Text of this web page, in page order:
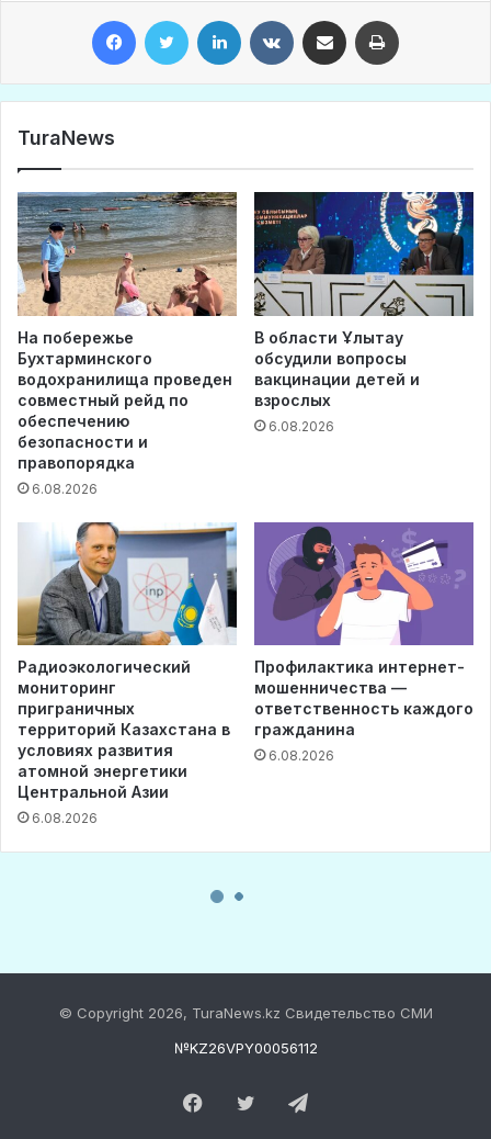
© Copyright 2026, TuraNews.kz Свидетельство СМИ
№KZ26VPY00056112
Facebook
Twitter